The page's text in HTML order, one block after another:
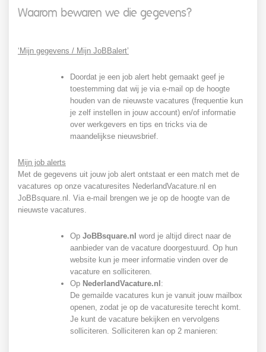
Waarom bewaren we die gegevens?
‘Mijn gegevens / Mijn JoBBalert’
Doordat je een job alert hebt gemaakt geef je
toestemming dat wij je via e-mail op de hoogte
houden van de nieuwste vacatures (frequentie kun
je zelf instellen in jouw account) en/of informatie
over werkgevers en tips en tricks via de
maandelijkse nieuwsbrief.
Mijn job alerts
Met de gegevens uit jouw job alert ontstaat er een match met de
vacatures op onze vacaturesites NederlandVacature.nl en
JoBBsquare.nl. Via e-mail brengen we je op de hoogte van de
nieuwste vacatures.
Op JoBBsquare.nl word je altijd direct naar de
aanbieder van de vacature doorgestuurd. Op hun
website kun je meer informatie vinden over de
vacature en solliciteren.
Op NederlandVacature.nl :
De gemailde vacatures kun je vanuit jouw mailbox
openen, zodat je op de vacaturesite terecht komt.
Je kunt de vacature bekijken en vervolgens
solliciteren. Solliciteren kan op 2 manieren: